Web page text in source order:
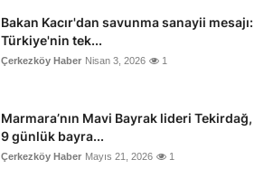
Bakan Kacır'dan savunma sanayii mesajı:
Türkiye'nin tek...
Çerkezköy Haber Nisan 3, 2026 1
Marmara’nın Mavi Bayrak lideri Tekirdağ,
9 günlük bayra...
Çerkezköy Haber Mayıs 21, 2026 1